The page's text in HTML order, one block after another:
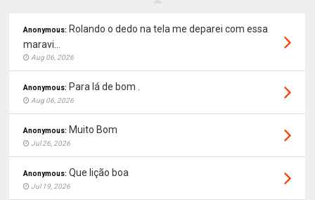
Anonymous: Rolando o dedo na tela me deparei com essa
maravi...
Aug 06, 2026
Anonymous: Para lá de bom .
Aug 06, 2026
Anonymous: Muito Bom
Jul 26, 2026
Anonymous: Que lição boa
Jul 19, 2026